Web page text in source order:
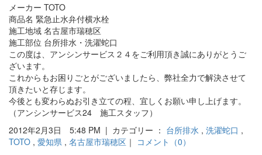
メーカー TOTO
商品名 緊急止水弁付横水栓
施工地域 名古屋市瑞穂区
施工部位 台所排水・洗濯蛇口
この度は、アンシンサービス２４をご利用頂き誠にありがとうご
ざいます。
これからもお困りごとがございましたら、弊社全力で解決させて
頂きたいと存じます。
今後とも変わらぬお引き立ての程、宜しくお願い申し上げます。
（アンシンサービス24 施工スタッフ）
2012年2月3日 5:48 PM | カテゴリー ： 台所排水 , 洗濯蛇口 ,
TOTO , 愛知県 , 名古屋市瑞穂区 ｜ コメント（0）